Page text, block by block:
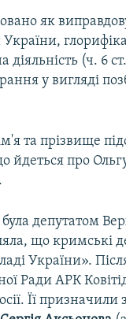
як
діяльність (ч. 6
у вигляді
та прізвище
про Ольгу
була депутатом
що кримські
України».
Ради АРК
Її призначили